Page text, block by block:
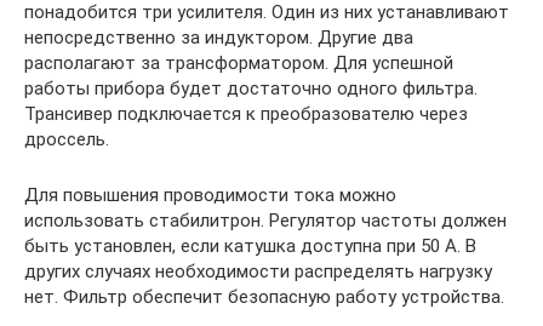
понадобится три усилителя. Один из них устанавливают
непосредственно за индуктором. Другие два
располагают за трансформатором. Для успешной
работы прибора будет достаточно одного фильтра.
Трансивер подключается к преобразователю через
дроссель.
Для повышения проводимости тока можно
использовать стабилитрон. Регулятор частоты должен
быть установлен, если катушка доступна при 50 А. В
других случаях необходимости распределять нагрузку
нет. Фильтр обеспечит безопасную работу устройства.